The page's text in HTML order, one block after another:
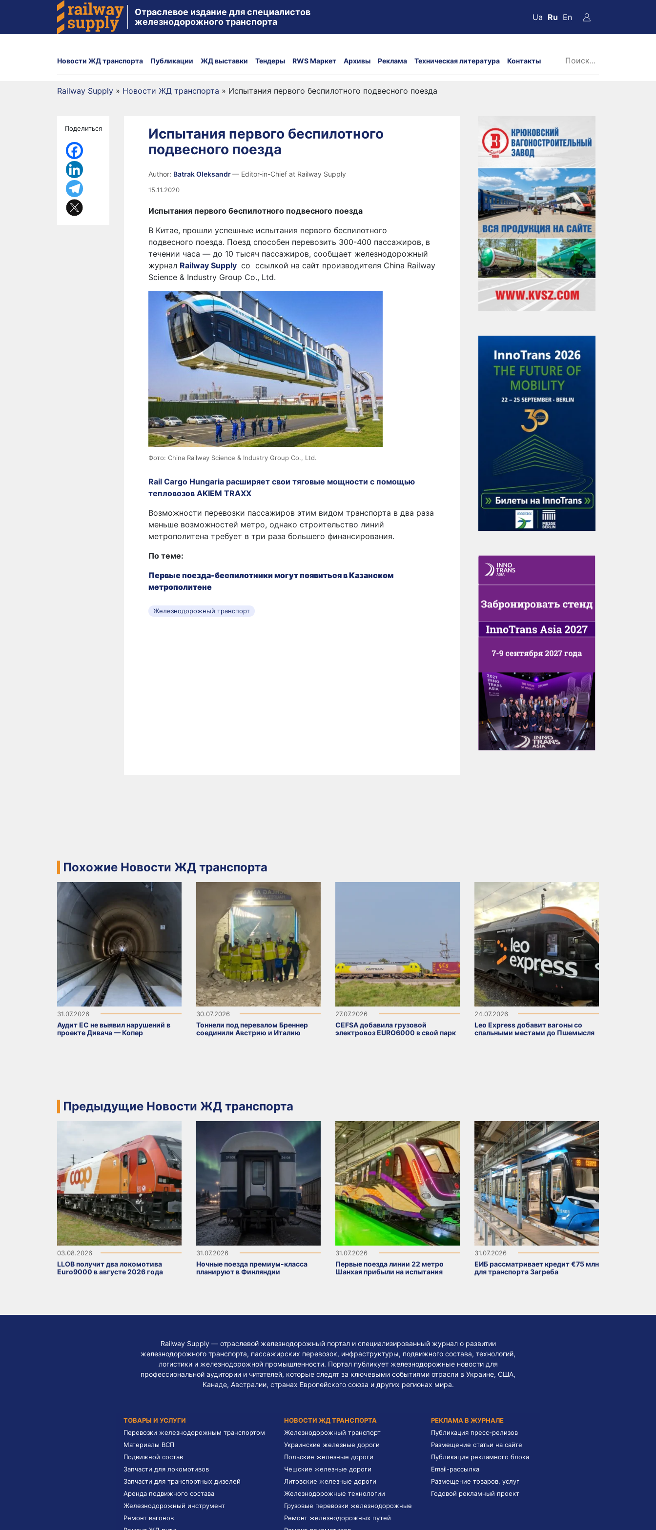
Отраслевое издание для специалистов
железнодорожного транспорта
Ua Ru En
Новости ЖД транспорта Публикации ЖД выставки Тендеры RWS Маркет Архивы Реклама Техническая литература Контакты
Railway Supply » Новости ЖД транспорта » Испытания первого беспилотного подвесного поезда
Поделиться
Испытания первого беспилотного
подвесного поезда
Author: Batrak Oleksandr— Editor-in-Chief at Railway Supply
15.11.2020
Испытания первого беспилотного подвесного поезда
В Китае, прошли успешные испытания первого беспилотного
подвесного поезда. Поезд способен перевозить 300-400 пассажиров, в
течении часа — до 10 тысяч пассажиров, сообщает железнодорожный
журнал Railway Supply со ссылкой на сайт производителя China Railway
Science & Industry Group Co., Ltd.
Фото: China Railway Science & Industry Group Co., Ltd.
Rail Cargo Hungaria расширяет свои тяговые мощности с помощью
тепловозов AKIEM TRAXX
Возможности перевозки пассажиров этим видом транспорта в два раза
меньше возможностей метро, однако строительство линий
метрополитена требует в три раза большего финансирования.
По теме:
Первые поезда-беспилотники могут появиться в Казанском
метрополитене
Железнодорожный транспорт
Похожие Новости ЖД транспорта
31.07.2026
Аудит ЕС не выявил нарушений в
проекте Дивача — Копер
30.07.2026
Тоннели под перевалом Бреннер
соединили Австрию и Италию
27.07.2026
CEFSA добавила грузовой
электровоз EURO6000 в свой парк
24.07.2026
Leo Express добавит вагоны со
спальными местами до Пшемысля
Предыдущие Новости ЖД транспорта
03.08.2026
LLOB получит два локомотива
Euro9000 в августе 2026 года
31.07.2026
Ночные поезда премиум-класса
планируют в Финляндии
31.07.2026
Первые поезда линии 22 метро
Шанхая прибыли на испытания
31.07.2026
ЕИБ рассматривает кредит €75 млн
для транспорта Загреба
Railway Supply — отраслевой железнодорожный портал и специализированный журнал о развитии
железнодорожного транспорта, пассажирских перевозок, инфраструктуры, подвижного состава, технологий,
логистики и железнодорожной промышленности. Портал публикует железнодорожные новости для
профессиональной аудитории и читателей, которые следят за ключевыми событиями отрасли в Украине, США,
Канаде, Австралии, странах Европейского союза и других регионах мира.
ТОВАРЫ И УСЛУГИ
Перевозки железнодорожным транспортом
Материалы ВСП
Подвижной состав
Запчасти для локомотивов
Запчасти для транспортных дизелей
Аренда подвижного состава
Железнодорожный инструмент
Ремонт вагонов
НОВОСТИ ЖД ТРАНСПОРТА
Железнодорожный транспорт
Украинские железные дороги
Польские железные дороги
Чешские железные дороги
Литовские железные дороги
Железнодорожные технологии
Грузовые перевозки железнодорожные
Ремонт железнодорожных путей
РЕКЛАМА В ЖУРНАЛЕ
Публикация пресс-релизов
Размещение статьи на сайте
Публикация рекламного блока
Email-рассылка
Размещение товаров, услуг
Годовой рекламный проект